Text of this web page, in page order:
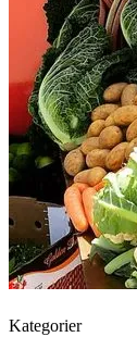
Kategorier